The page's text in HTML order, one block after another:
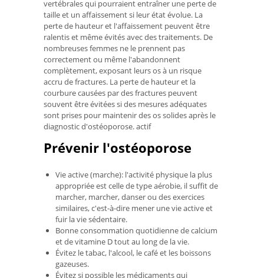
vertébrales qui pourraient entraîner une perte de
taille et un affaissement si leur état évolue. La
perte de hauteur et l'affaissement peuvent être
ralentis et même évités avec des traitements. De
nombreuses femmes ne le prennent pas
correctement ou même l'abandonnent
complètement, exposant leurs os à un risque
accru de fractures. La perte de hauteur et la
courbure causées par des fractures peuvent
souvent être évitées si des mesures adéquates
sont prises pour maintenir des os solides après le
diagnostic d'ostéoporose. actif
Prévenir l'ostéoporose
Vie active (marche): l'activité physique la plus
appropriée est celle de type aérobie, il suffit de
marcher, marcher, danser ou des exercices
similaires, c'est-à-dire mener une vie active et
fuir la vie sédentaire.
Bonne consommation quotidienne de calcium
et de vitamine D tout au long de la vie.
Évitez le tabac, l'alcool, le café et les boissons
gazeuses.
Évitez si possible les médicaments qui